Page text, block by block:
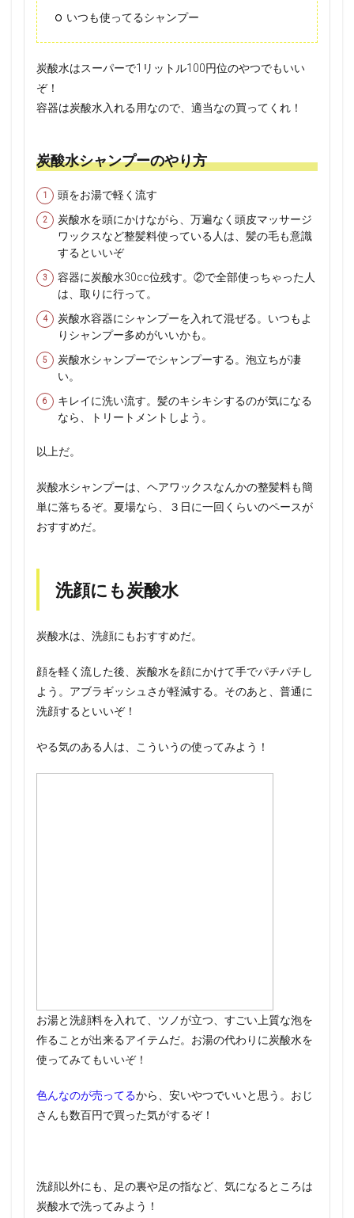
いつも使ってるシャンプー
炭酸水はスーパーで1リットル100円位のやつでもいい
ぞ！
容器は炭酸水入れる用なので、適当なの買ってくれ！
炭酸水シャンプーのやり方
頭をお湯で軽く流す
炭酸水を頭にかけながら、万遍なく頭皮マッサージ
ワックスなど整髪料使っている人は、髪の毛も意識
するといいぞ
容器に炭酸水30cc位残す。②で全部使っちゃった人
は、取りに行って。
炭酸水容器にシャンプーを入れて混ぜる。いつもよ
りシャンプー多めがいいかも。
炭酸水シャンプーでシャンプーする。泡立ちが凄
い。
キレイに洗い流す。髪のキシキシするのが気になる
なら、トリートメントしよう。
以上だ。
炭酸水シャンプーは、ヘアワックスなんかの整髪料も簡
単に落ちるぞ。夏場なら、３日に一回くらいのペースが
おすすめだ。
洗顔にも炭酸水
炭酸水は、洗顔にもおすすめだ。
顔を軽く流した後、炭酸水を顔にかけて手でパチパチし
よう。アブラギッシュさが軽減する。そのあと、普通に
洗顔するといいぞ！
やる気のある人は、こういうの使ってみよう！
お湯と洗顔料を入れて、ツノが立つ、すごい上質な泡を
作ることが出来るアイテムだ。お湯の代わりに炭酸水を
使ってみてもいいぞ！
色んなのが売ってるから、安いやつでいいと思う。おじ
さんも数百円で買った気がするぞ！
洗顔以外にも、足の裏や足の指など、気になるところは
炭酸水で洗ってみよう！